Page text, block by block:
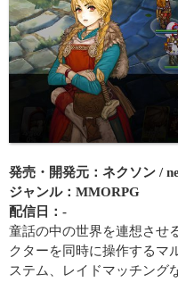
発売・開発元：ネクソン /
ジャンル：MMORPG
配信日：-
童話の中の世界を連想させ
クターを同時に操作するマ
ステム、レイドマッチング